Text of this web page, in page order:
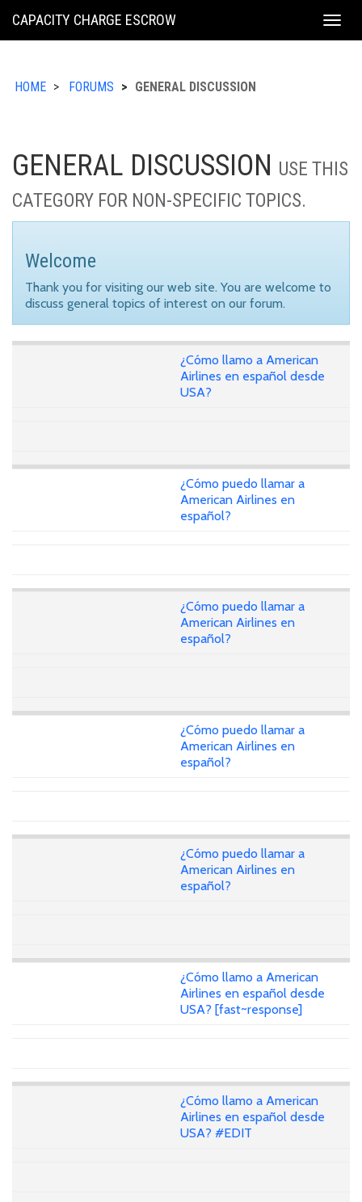
KING
CAPACITY CHARGE ESCROW
HOME FORUMS GENERAL DISCUSSION
GENERAL DISCUSSION USE THIS
CATEGORY FOR NON-SPECIFIC TOPICS.
Welcome
Thank you for visiting our web site. You are welcome to
discuss general topics of interest on our forum.
¿Cómo llamo a American
Airlines en español desde
USA?
¿Cómo puedo llamar a
American Airlines en
español?
¿Cómo puedo llamar a
American Airlines en
español?
¿Cómo puedo llamar a
American Airlines en
español?
¿Cómo puedo llamar a
American Airlines en
español?
¿Cómo llamo a American
Airlines en español desde
USA? [fast~response]
¿Cómo llamo a American
Airlines en español desde
USA? #EDIT